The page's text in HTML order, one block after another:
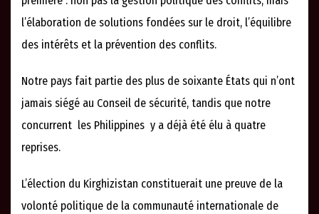
l’élaboration de solutions fondées sur le droit, l’équilibre
des intérêts et la prévention des conflits.
Notre pays fait partie des plus de soixante États qui n’ont
jamais siégé au Conseil de sécurité, tandis que notre
concurrent les Philippines y a déjà été élu à quatre
reprises.
L’élection du Kirghizistan constituerait une preuve de la
volonté politique de la communauté internationale de